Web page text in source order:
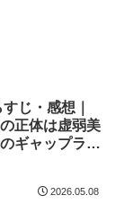
じ・感想｜
正体は虚弱美
ギャップラブ
2026.05.08